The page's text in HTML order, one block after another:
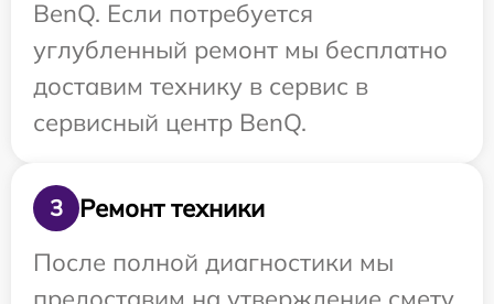
BenQ. Если потребуется
углубленный ремонт мы бесплатно
доставим технику в сервис в
сервисный центр BenQ.
3
Ремонт техники
После полной диагностики мы